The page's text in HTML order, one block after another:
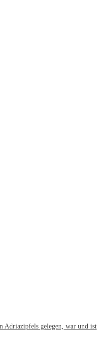
Adriazipfels gelegen, war und ist